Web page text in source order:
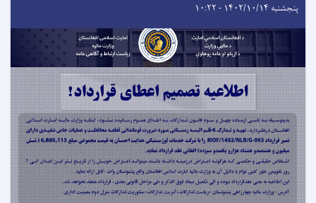
پنجشنبه ۱۴۰۲/۱۰/۱۴ - ۱۰:۲۲